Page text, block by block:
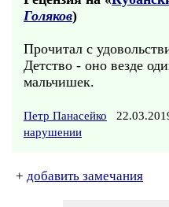
Голяков)
Прочитал с
Детство - оно везде
мальчишек.
Петр Панасейко
нарушении
+ добавить замечания